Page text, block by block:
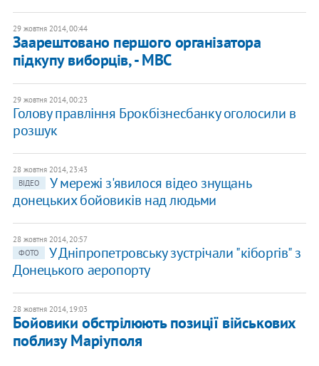
29 жовтня 2014, 00:44
Заарештовано першого організатора
підкупу виборців, - МВС
29 жовтня 2014, 00:23
Голову правління Брокбізнесбанку оголосили в
розшук
28 жовтня 2014, 23:43
ВІДЕО
У мережі з'явилося відео знущань
донецьких бойовиків над людьми
28 жовтня 2014, 20:57
ФОТО
У Дніпропетровську зустрічали "кіборгів" з
Донецького аеропорту
28 жовтня 2014, 19:03
Бойовики обстрілюють позиції військових
поблизу Маріуполя